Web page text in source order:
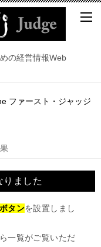
の経営情報Web
ファースト・ジャッジ
りました
タンを設置しまし
一覧がご覧いただ